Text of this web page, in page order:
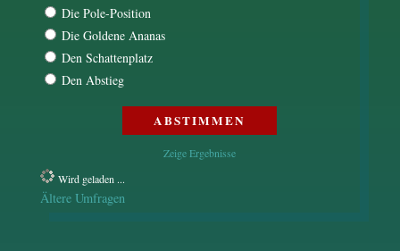
Die Pole-Position
Die Goldene Ananas
Den Schattenplatz
Den Abstieg
Zeige Ergebnisse
Wird geladen ...
Ältere Umfragen